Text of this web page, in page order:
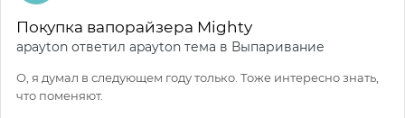
Покупка вапорайзера Mighty
apayton ответил apayton тема в Выпаривание
О, я думал в следующем году только. Тоже интересно знать,
что поменяют.